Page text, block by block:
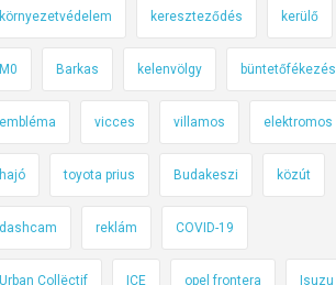
környezetvédelem kereszteződés kerülő
M0 Barkas kelenvölgy büntetőfékezés
embléma vicces villamos elektromos
hajó toyota prius Budakeszi közút
dashcam reklám COVID-19
Urban Collëctif ICE opel frontera Isuzu